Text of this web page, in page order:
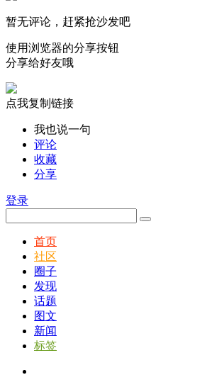
暂无评论，赶紧抢沙发吧
使用浏览器的分享按钮
分享给好友哦
点我复制链接
我也说一句
评论
收藏
分享
登录
首页
社区
圈子
发现
话题
图文
新闻
标签